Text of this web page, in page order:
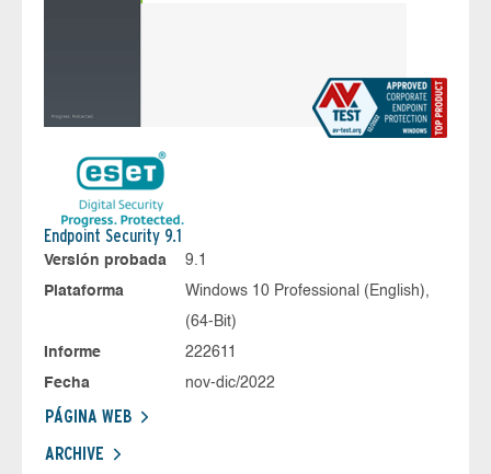
Endpoint Security 9.1
Versión probada
9.1
Plataforma
Windows 10 Professional (English),
(64-Bit)
Informe
222611
Fecha
nov-dic/2022
PÁGINA WEB
ARCHIVE